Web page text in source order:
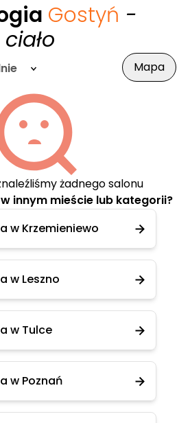
Gostyń -
Mapa
żadnego salonu
innym mieście lub kategorii?
w Krzemieniewo
w Leszno
w Tulce
w Poznań